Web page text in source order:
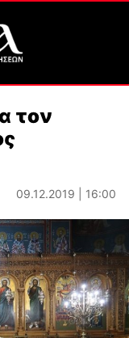
τον
09.12.2019 | 16:00